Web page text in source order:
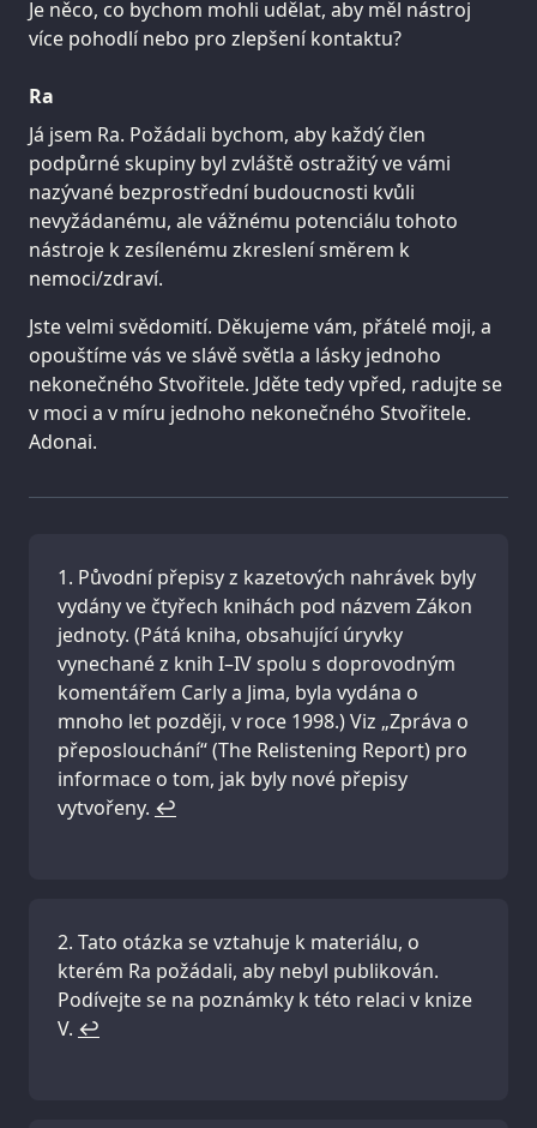
Je něco, co bychom mohli udělat, aby měl nástroj
více pohodlí nebo pro zlepšení kontaktu?
Ra
Já jsem Ra. Požádali bychom, aby každý člen
podpůrné skupiny byl zvláště ostražitý ve vámi
nazývané bezprostřední budoucnosti kvůli
nevyžádanému, ale vážnému potenciálu tohoto
nástroje k zesílenému zkreslení směrem k
nemoci/zdraví.
Jste velmi svědomití. Děkujeme vám, přátelé moji, a
opouštíme vás ve slávě světla a lásky jednoho
nekonečného Stvořitele. Jděte tedy vpřed, radujte se
v moci a v míru jednoho nekonečného Stvořitele.
Adonai.
Původní přepisy z kazetových nahrávek byly
vydány ve čtyřech knihách pod názvem Zákon
jednoty. (Pátá kniha, obsahující úryvky
vynechané z knih I–IV spolu s doprovodným
komentářem Carly a Jima, byla vydána o
mnoho let později, v roce 1998.) Viz „Zpráva o
přeposlouchání“ (The Relistening Report) pro
informace o tom, jak byly nové přepisy
vytvořeny. ↩
Tato otázka se vztahuje k materiálu, o
kterém Ra požádali, aby nebyl publikován.
Podívejte se na poznámky k této relaci v knize
V. ↩